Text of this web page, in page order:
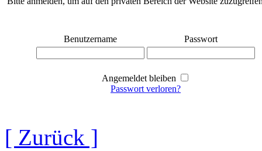
Benutzername Passwort
Angemeldet bleiben
Passwort verloren?
[ Zurück ]